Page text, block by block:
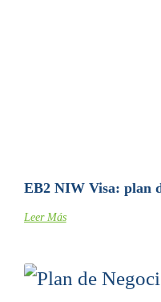
EB2 NIW Visa: plan
Leer Más